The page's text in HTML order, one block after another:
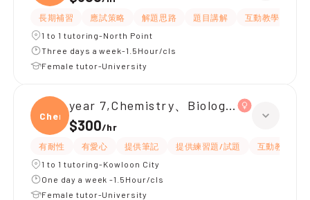
長期補習 應試策略 解題思路 題目講解 互動教學
1 to 1 tutoring-North Point
Three days a week-1.5Hour/cls
Female tutor-University
Chemi
year 7,Chemistry、Biology、Physics
$300/hr
有耐性 有愛心 提供筆記 提供練習題/試題 互動教學
1 to 1 tutoring-Kowloon City
One day a week -1.5Hour/cls
Female tutor-University